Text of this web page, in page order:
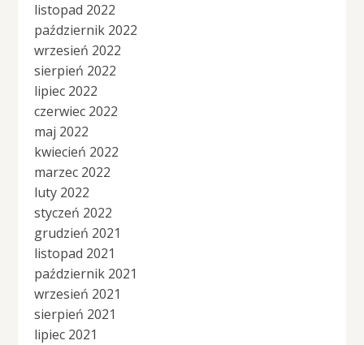
listopad 2022
październik 2022
wrzesień 2022
sierpień 2022
lipiec 2022
czerwiec 2022
maj 2022
kwiecień 2022
marzec 2022
luty 2022
styczeń 2022
grudzień 2021
listopad 2021
październik 2021
wrzesień 2021
sierpień 2021
lipiec 2021